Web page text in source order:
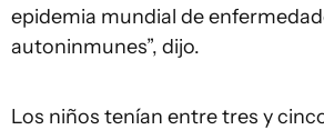
epidemia mundial de
autoninmunes”, dijo.
Los niños tenían entre tres y